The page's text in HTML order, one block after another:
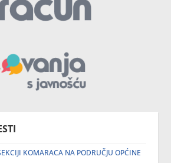
KOMARACA NA PODRUČJU OPĆINE